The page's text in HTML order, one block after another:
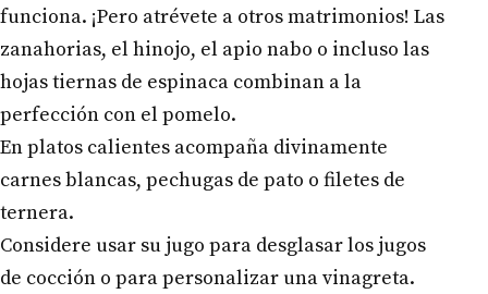
funciona. ¡Pero atrévete a otros matrimonios! Las
zanahorias, el hinojo, el apio nabo o incluso las
hojas tiernas de espinaca combinan a la
perfección con el pomelo.
En platos calientes acompaña divinamente
carnes blancas, pechugas de pato o filetes de
ternera.
Considere usar su jugo para desglasar los jugos
de cocción o para personalizar una vinagreta.